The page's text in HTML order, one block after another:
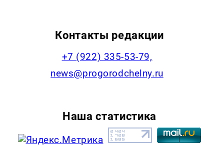
Контакты редакции
+7 (922) 335-53-79,
news@progorodchelny.ru
Наша статистика